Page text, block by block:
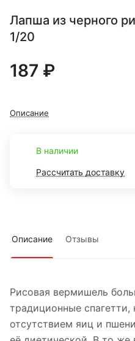
Лапша из черного
1/20
187 ₽
Описание
В наличии
Рассчитать доставку
Описание Отзывы
Рисовая вермишель
традиционные спагетти,
отсутствием яиц и